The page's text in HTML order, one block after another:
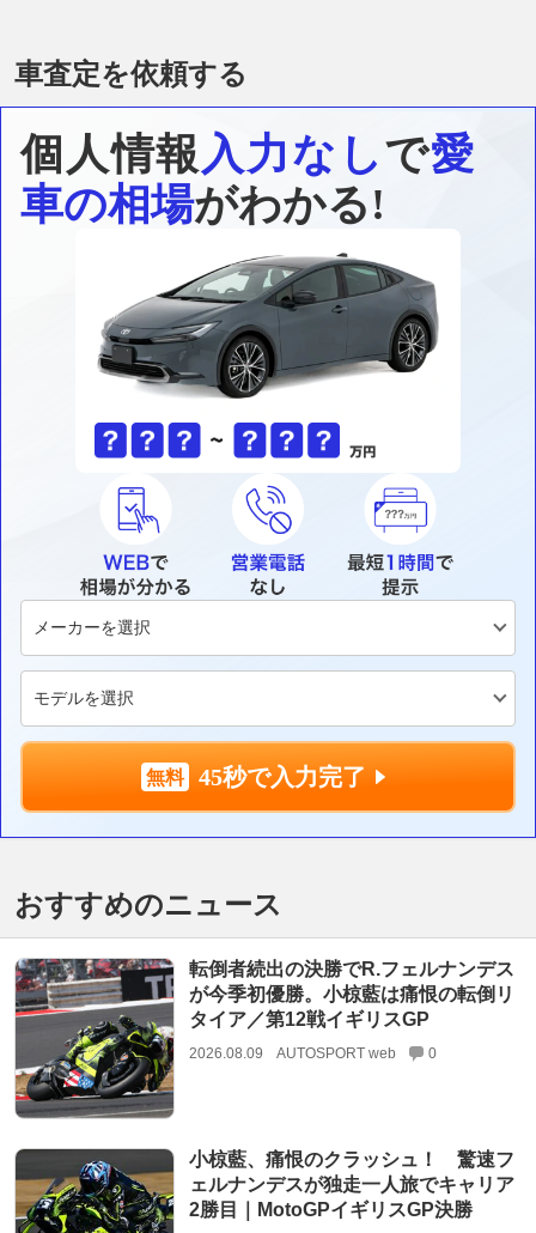
車査定を依頼する
個人情報入力なしで愛
車の相場がわかる!
45秒で入力完了
おすすめのニュース
転倒者続出の決勝でR.フェルナンデス
が今季初優勝。小椋藍は痛恨の転倒リ
タイア／第12戦イギリスGP
2026.08.09 AUTOSPORT web 0
小椋藍、痛恨のクラッシュ！ 驚速フ
ェルナンデスが独走一人旅でキャリア
2勝目｜MotoGPイギリスGP決勝